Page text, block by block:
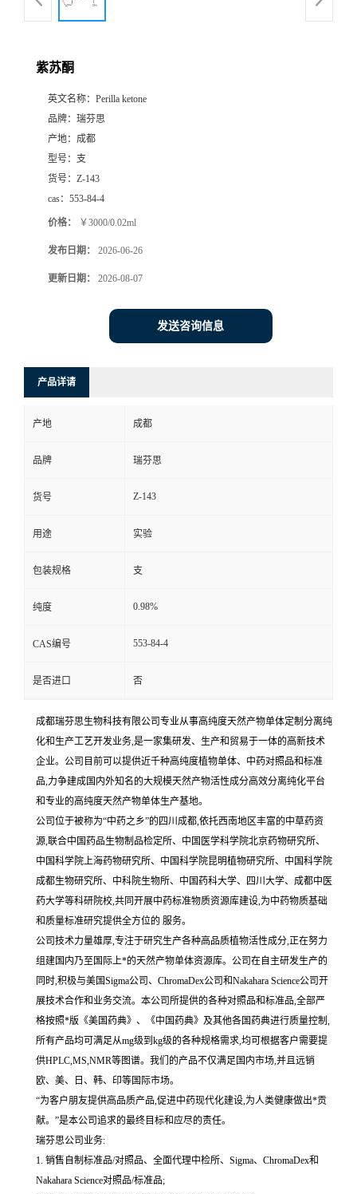
式
紫苏酮
英文名称： Perilla ketone
品牌： 瑞芬思
产地： 成都
型号： 支
货号： Z-143
cas： 553-84-4
价格： ￥3000/0.02ml
发布日期： 2026-06-26
更新日期： 2026-08-07
发送咨询信息
产品详请
产地 成都
品牌 瑞芬思
货号 Z-143
用途 实验
包装规格 支
纯度 0.98%
CAS编号 553-84-4
是否进口 否
成都瑞芬思生物科技有限公司专业从事高纯度天然产物单体定制分离纯
化和生产工艺开发业务,是一家集研发、生产和贸易于一体的高新技术
企业。公司目前可以提供近千种高纯度植物单体、中药对照品和标准
品,力争建成国内外知名的大规模天然产物活性成分高效分离纯化平台
和专业的高纯度天然产物单体生产基地。
公司位于被称为“中药之乡”的四川成都,依托西南地区丰富的中草药资
源,联合中国药品生物制品检定所、中国医学科学院北京药物研究所、
中国科学院上海药物研究所、中国科学院昆明植物研究所、中国科学院
成都生物研究所、中科院生物所、中国药科大学、四川大学、成都中医
药大学等科研院校,共同开展中药标准物质资源库建设,为中药物质基础
和质量标准研究提供全方位的 服务。
公司技术力量雄厚,专注于研究生产各种高品质植物活性成分,正在努力
组建国内乃至国际上*的天然产物单体资源库。公司在自主研发生产的
同时,积极与美国Sigma公司、ChromaDex公司和Nakahara Science公司开
展技术合作和业务交流。本公司所提供的各种对照品和标准品,全部严
格按照*版《美国药典》、《中国药典》及其他各国药典进行质量控制,
所有产品均可满足从mg级到kg级的各种规格需求,均可根据客户需要提
供HPLC,MS,NMR等图谱。我们的产品不仅满足国内市场,并且远销
欧、美、日、韩、印等国际市场。
“为客户朋友提供高品质产品,促进中药现代化建设,为人类健康做出*贡
献。”是本公司追求的最终目标和应尽的责任。
瑞芬思公司业务:
1. 销售自制标准品/对照品、全面代理中检所、Sigma、ChromaDex和
Nakahara Science对照品/标准品;